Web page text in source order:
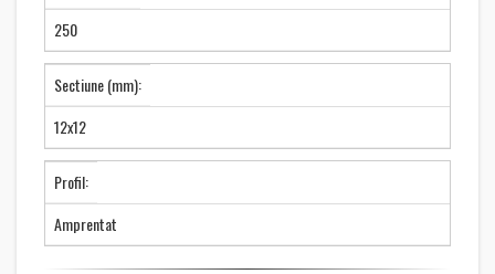
250
Sectiune (mm):
12x12
Profil:
Amprentat